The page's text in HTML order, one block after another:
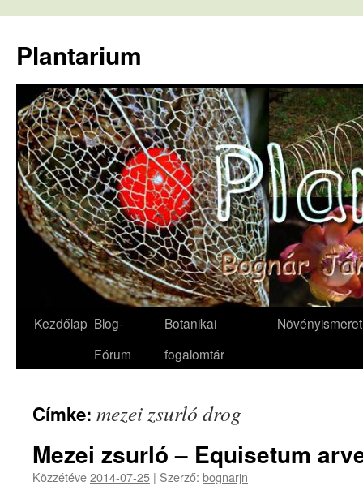
tartalomba
Plantarium
Kezdőlap Blog-
Fórum
Botanikai
fogalomtár
Növényismeret
Címke: mezei zsurló drog
Mezei zsurló – Equisetum
Közzétéve2014-07-25 | Szerző: bognarjn